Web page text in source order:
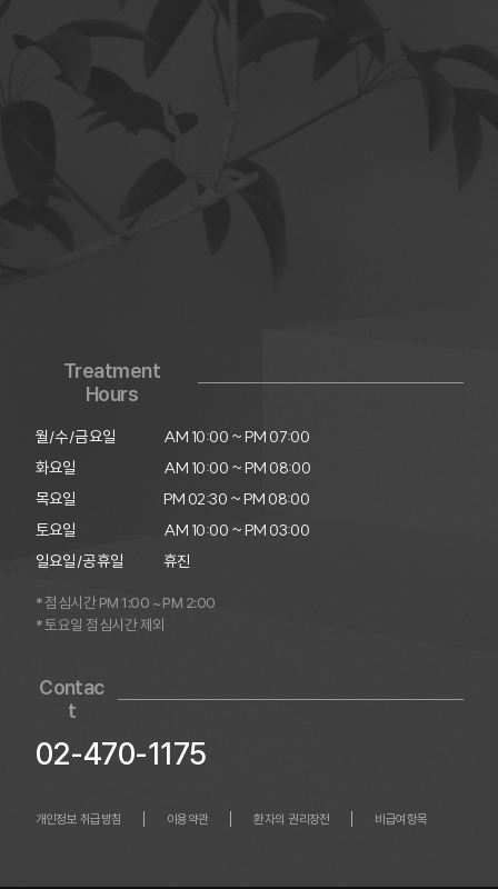
Treatment
Hours
월/수/금요일
화요일
목요일
토요일
일요일/공휴일
AM 10:00 ~ PM 07:00
AM 10:00 ~ PM 08:00
PM 02:30 ~ PM 08:00
AM 10:00 ~ PM 03:00
휴진
* 점심시간 PM 1:00 ~ PM 2:00
* 토요일 점심시간 제외
Contac
t
02-470-1175
개인정보 취급방침 이용약관 환자의 권리장전 비급여항목